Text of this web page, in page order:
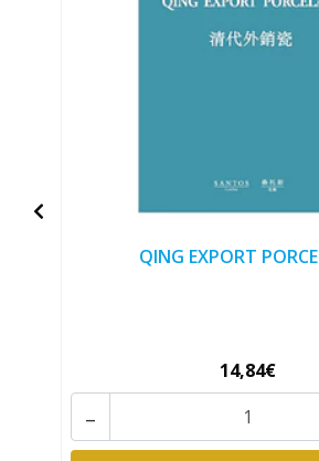
QING EXPORT
14,84€
-